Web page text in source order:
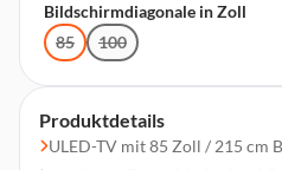
Produktdetails
ULED-TV mit 85 Zoll / 215 cm
Bildschirmdiagonale in Zoll
85
100